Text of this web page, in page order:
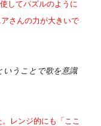
してパズルのように
さんの力が大きいで
うことで歌を意識
レンジ的にも「ここ